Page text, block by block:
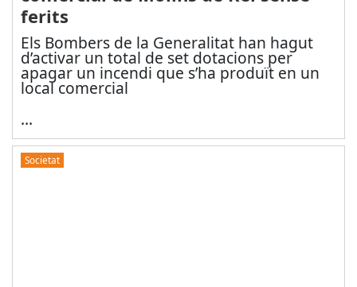
ferits
Els Bombers de la Generalitat han hagut
d’activar un total de set dotacions per
apagar un incendi que s’ha produït en un
local comercial
...
Societat